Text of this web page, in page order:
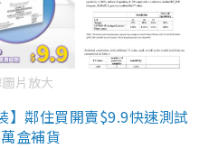
片放大
】鄰住買開賣$9.9快速測試
盒補貨